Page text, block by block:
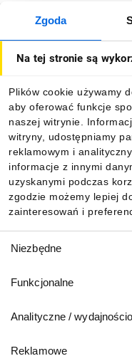
Zgoda
Na tej stronie są
Plików cookie używamy
aby oferować funkcje
naszej witrynie.
witryny, udostępniamy
reklamowym i
informacje z innymi
uzyskanymi podczas
zgodzie możemy lepiej
zainteresowań i
zgody
Niezbędne
Funkcjonalne
Analityczne /
Reklamowe
O firmie
Informacje
Pobierz